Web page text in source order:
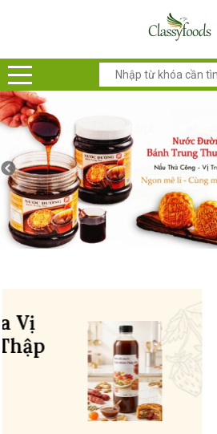
Hạt Điều Bể Rang
Mua ngay